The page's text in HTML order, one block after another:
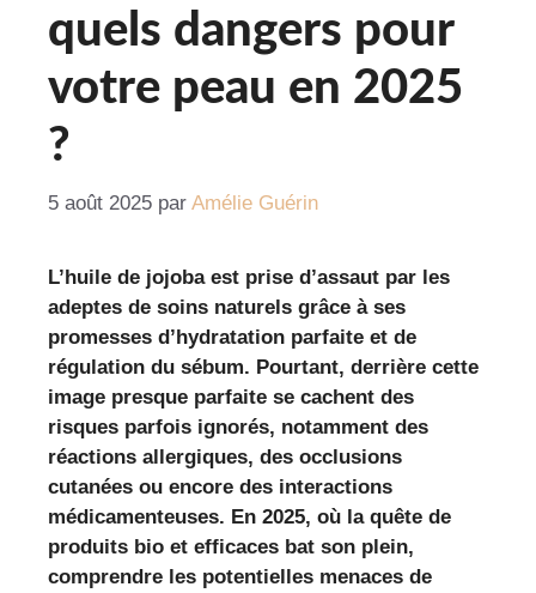
quels dangers pour
votre peau en 2025
?
5 août 2025 par Amélie Guérin
L’huile de jojoba est prise d’assaut par les
adeptes de soins naturels grâce à ses
promesses d’hydratation parfaite et de
régulation du sébum. Pourtant, derrière cette
image presque parfaite se cachent des
risques parfois ignorés, notamment des
réactions allergiques, des occlusions
cutanées ou encore des interactions
médicamenteuses. En 2025, où la quête de
produits bio et efficaces bat son plein,
comprendre les potentielles menaces de